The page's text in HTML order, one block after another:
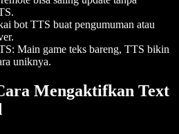
bot TTS buat pengumuman atau
: Main game teks bareng, TTS bikin
uniknya.
Mengaktifkan Text